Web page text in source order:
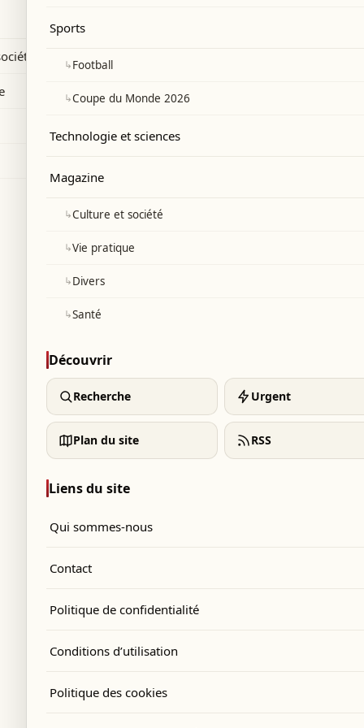
humaine sévère.
Sports
↳Football
↳Coupe du Monde 2026
Technologie et sciences
Magazine
↳Culture et société
↳Vie pratique
↳Divers
↳Santé
Découvrir
Recherche Urgent
Plan du site RSS
Liens du site
Qui sommes-nous
Contact
Politique de confidentialité
Conditions d’utilisation
Politique des cookies